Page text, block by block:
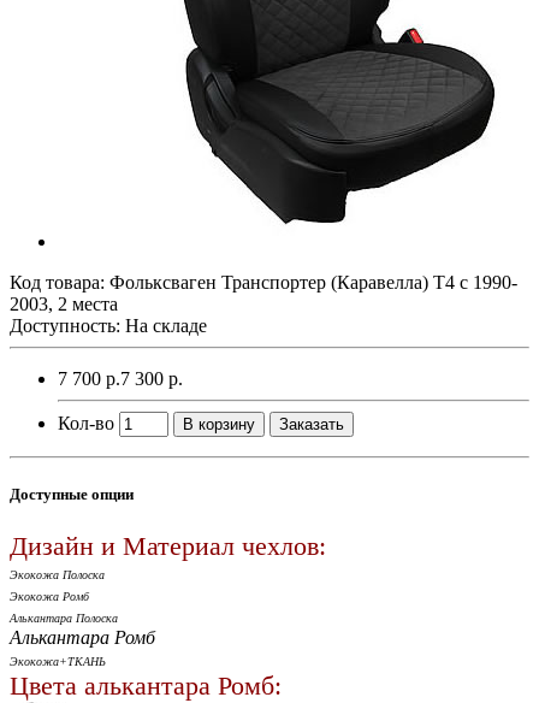
Код товара: Фольксваген Транспортер (Каравелла) Т4 с 1990-
2003, 2 места
Доступность: На складе
7 700 р.7 300 р.
Кол-во В корзину Заказать
Доступные опции
Дизайн и Материал чехлов:
Экокожа Полоска
Экокожа Ромб
Алькантара Полоска
Алькантара Ромб
Экокожа+ТКАНЬ
Цвета алькантара Ромб: